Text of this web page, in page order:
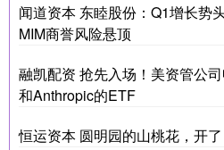
闻道资本 东睦股份：Q1增长势
MIM商誉风险悬顶
融凯配资 抢先入场！美资管公
和Anthropic的ETF
恒运资本 圆明园的山桃花，开